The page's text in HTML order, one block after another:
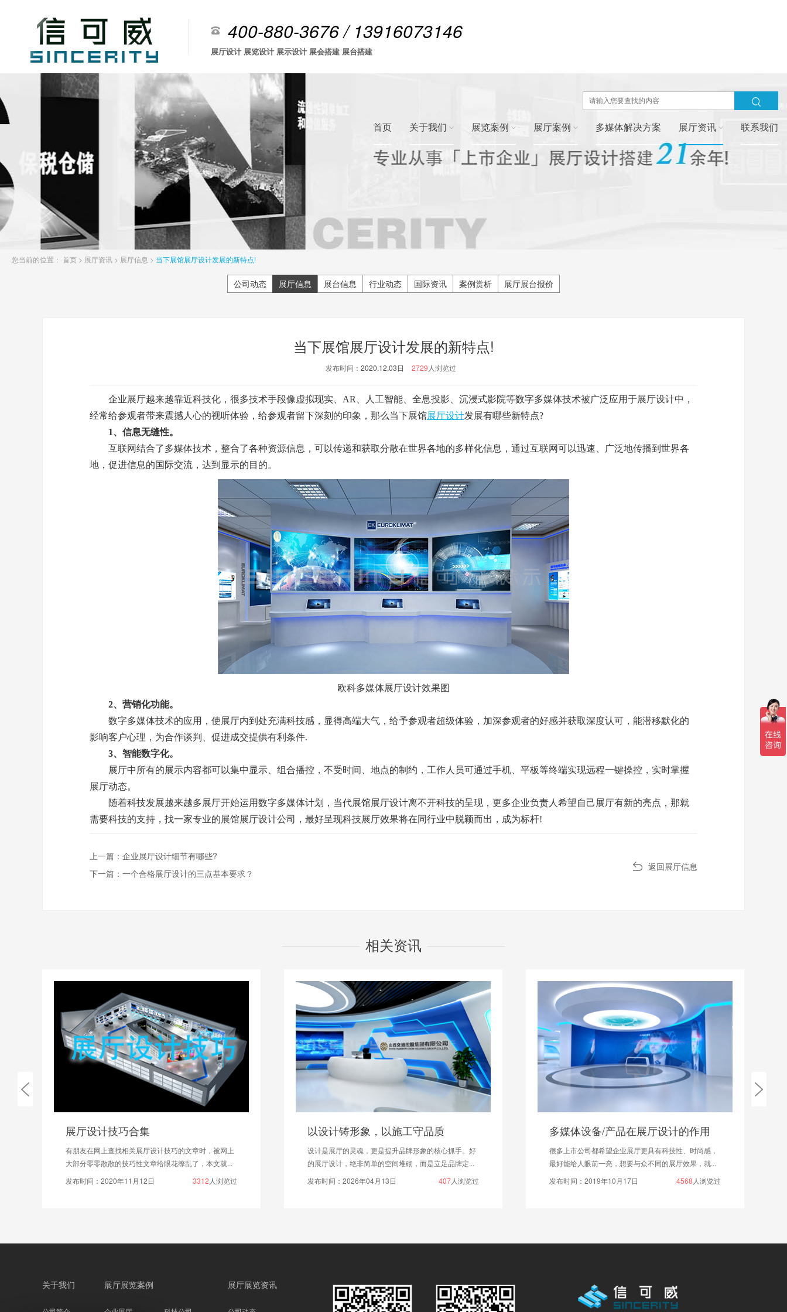
400-880-3676 / 13916073146
展厅设计 展览设计 展示设计 展会搭建 展台搭建
首页 关于我们 展览案例 展厅案例 多媒体解决方案 展厅资讯 联系我们
您当前的位置： 首页 > 展厅资讯 > 展厅信息 > 当下展馆展厅设计发展的新特点!
公司动态 展厅信息 展台信息 行业动态 国际资讯 案例赏析 展厅展台报价
当下展馆展厅设计发展的新特点!
发布时间： 2020.12.03日 2729 人浏览过
企业展厅越来越靠近科技化，很多技术手段像虚拟现实、AR、人工智能、全息投影、沉浸式影院等数字多媒体技术被广泛应用于展厅设计中，
经常给参观者带来震撼人心的视听体验，给参观者留下深刻的印象，那么当下展馆展厅设计发展有哪些新特点?
1、信息无缝性。
互联网结合了多媒体技术，整合了各种资源信息，可以传递和获取分散在世界各地的多样化信息，通过互联网可以迅速、广泛地传播到世界各
地，促进信息的国际交流，达到显示的目的。
欧科多媒体展厅设计效果图
2、营销化功能。
数字多媒体技术的应用，使展厅内到处充满科技感，显得高端大气，给予参观者超级体验，加深参观者的好感并获取深度认可，能潜移默化的
影响客户心理，为合作谈判、促进成交提供有利条件.
3、智能数字化。
展厅中所有的展示内容都可以集中显示、组合播控，不受时间、地点的制约，工作人员可通过手机、平板等终端实现远程一键操控，实时掌握
展厅动态。
随着科技发展越来越多展厅开始运用数字多媒体计划，当代展馆展厅设计离不开科技的呈现，更多企业负责人希望自己展厅有新的亮点，那就
需要科技的支持，找一家专业的展馆展厅设计公司，最好呈现科技展厅效果将在同行业中脱颖而出，成为标杆!
上一篇： 企业展厅设计细节有哪些?
下一篇： 一个合格展厅设计的三点基本要求？
返回展厅信息
相关资讯
展厅设计技巧合集
有朋友在网上查找相关展厅设计技巧的文章时，被网上
大部分零零散散的技巧性文章给眼花缭乱了，本文就...
发布时间：2020年11月12日
3312 人浏览过
以设计铸形象，以施工守品质
设计是展厅的灵魂，更是提升品牌形象的核心抓手。好
的展厅设计，绝非简单的空间堆砌，而是立足品牌定...
发布时间：2026年04月13日
407人浏览过
多媒体设备/产品在展厅设计的作用
很多上市公司都希望企业展厅更具有科技性、时尚感，
最好能给人眼前一亮，想要与众不同的展厅效果，就...
发布时间：2019年10月17日
4568 人浏览过
关于我们 展厅展览案例 展厅展览资讯